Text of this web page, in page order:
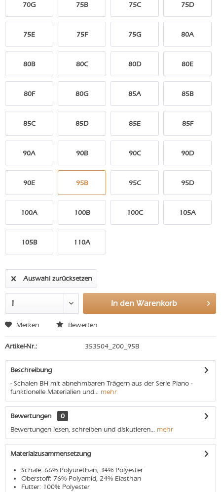
70G 75B 75C 75D
75E 75F 75G 80A
80B 80C 80D 80E
80F 80G 85A 85B
85C 85D 85E 85F
90A 90B 90C 90D
90E 95B 95C 95D
100A 100B 100C 105A
105B 110A
Auswahl zurücksetzen
In den Warenkorb
Merken Bewerten
Artikel-Nr.: 353504_200_95B
Beschreibung
- Schalen BH mit abnehmbaren Trägern aus der Serie Piano -
funktionelle Materialien und... mehr
Bewertungen
0
Bewertungen lesen, schreiben und diskutieren... mehr
Materialzusammensetzung
Schale: 66% Polyurethan, 34% Polyester
Oberstoff: 76% Polyamid, 24% Elasthan
Futter: 100% Polyester